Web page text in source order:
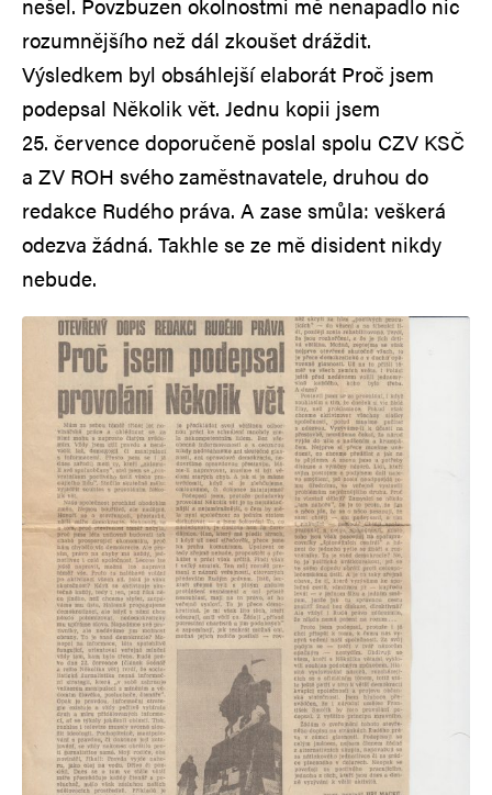
rozumnějšího než dál zkoušet dráždit.
Výsledkem byl obsáhlejší elaborát Proč jsem
podepsal Několik vět. Jednu kopii jsem
25. července doporučeně poslal spolu CZV KSČ
a ZV ROH svého zaměstnavatele, druhou do
redakce Rudého práva. A zase smůla: veškerá
odezva žádná. Takhle se ze mě disident nikdy
nebude.